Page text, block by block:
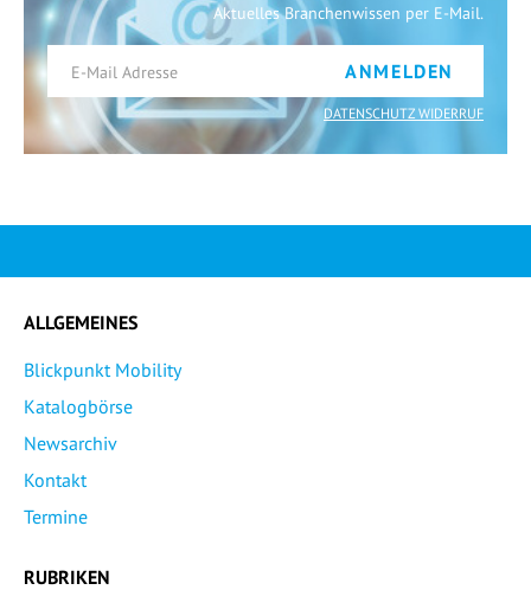
Aktuelles Branchenwissen per E-Mail.
ANMELDEN
DATENSCHUTZ WIDERRUF
ALLGEMEINES
Blickpunkt Mobility
Katalogbörse
Newsarchiv
Kontakt
Termine
RUBRIKEN